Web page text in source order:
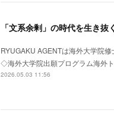
「文系余剰」の時代を生き
RYUGAKU AGENTは海外大学院
◇海外大学院出願プログラム海外
2026.05.03 11:56